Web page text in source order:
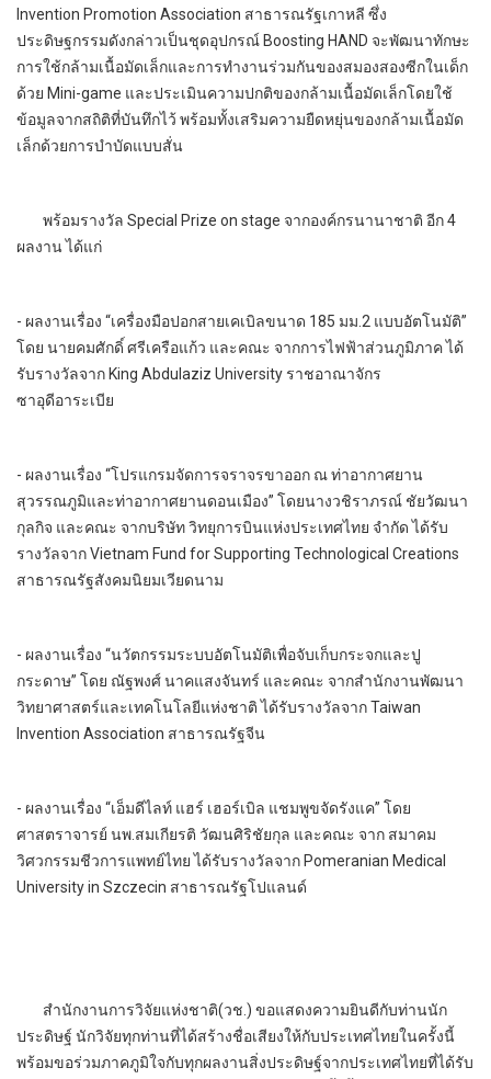
Invention Promotion Association สาธารณรัฐเกาหลี ซึ่ง
ประดิษฐกรรมดังกล่าวเป็นชุดอุปกรณ์ Boosting HAND จะพัฒนาทักษะ
การใช้กล้ามเนื้อมัดเล็กและการทำงานร่วมกันของสมองสองซีกในเด็ก
ด้วย Mini-game และประเมินความปกติของกล้ามเนื้อมัดเล็กโดยใช้
ข้อมูลจากสถิติที่บันทึกไว้ พร้อมทั้งเสริมความยืดหยุ่นของกล้ามเนื้อมัด
เล็กด้วยการบำบัดแบบสั่น
พร้อมรางวัล Special Prize on stage จากองค์กรนานาชาติ อีก 4
ผลงาน ได้แก่
- ผลงานเรื่อง “เครื่องมือปอกสายเคเบิลขนาด 185 มม.2 แบบอัตโนมัติ”
โดย นายคมศักดิ์ ศรีเครือแก้ว และคณะ จากการไฟฟ้าส่วนภูมิภาค ได้
รับรางวัลจาก King Abdulaziz University ราชอาณาจักร
ซาอุดีอาระเบีย
- ผลงานเรื่อง “โปรแกรมจัดการจราจรขาออก ณ ท่าอากาศยาน
สุวรรณภูมิและท่าอากาศยานดอนเมือง” โดยนางวชิราภรณ์ ชัยวัฒนา
กุลกิจ และคณะ จากบริษัท วิทยุการบินแห่งประเทศไทย จำกัด ได้รับ
รางวัลจาก Vietnam Fund for Supporting Technological Creations
สาธารณรัฐสังคมนิยมเวียดนาม
- ผลงานเรื่อง “นวัตกรรมระบบอัตโนมัติเพื่อจับเก็บกระจกและปู
กระดาษ” โดย ณัฐพงศ์ นาคแสงจันทร์ และคณะ จากสำนักงานพัฒนา
วิทยาศาสตร์และเทคโนโลยีแห่งชาติ ได้รับรางวัลจาก Taiwan
Invention Association สาธารณรัฐจีน
- ผลงานเรื่อง “เอ็มดีไลท์ แฮร์ เฮอร์เบิล แชมพูขจัดรังแค” โดย
ศาสตราจารย์ นพ.สมเกียรติ วัฒนศิริชัยกุล และคณะ จาก สมาคม
วิศวกรรมชีวการแพทย์ไทย ได้รับรางวัลจาก Pomeranian Medical
University in Szczecin สาธารณรัฐโปแลนด์
สำนักงานการวิจัยแห่งชาติ(วช.) ขอแสดงความยินดีกับท่านนัก
ประดิษฐ์ นักวิจัยทุกท่านที่ได้สร้างชื่อเสียงให้กับประเทศไทยในครั้งนี้
พร้อมขอร่วมภาคภูมิใจกับทุกผลงานสิ่งประดิษฐ์จากประเทศไทยที่ได้รับ